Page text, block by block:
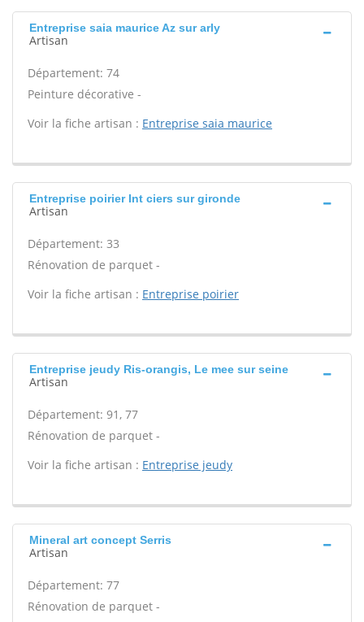
Entreprise saia maurice Az sur arly
Artisan
Département: 74
Peinture décorative -
Voir la fiche artisan : Entreprise saia maurice
Entreprise poirier Int ciers sur gironde
Artisan
Département: 33
Rénovation de parquet -
Voir la fiche artisan : Entreprise poirier
Entreprise jeudy Ris-orangis, Le mee sur seine
Artisan
Département: 91, 77
Rénovation de parquet -
Voir la fiche artisan : Entreprise jeudy
Mineral art concept Serris
Artisan
Département: 77
Rénovation de parquet -